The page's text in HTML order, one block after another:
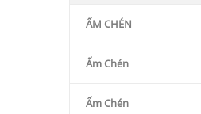
ẤM CHÉN
Ấm Chén
Ấm Chén